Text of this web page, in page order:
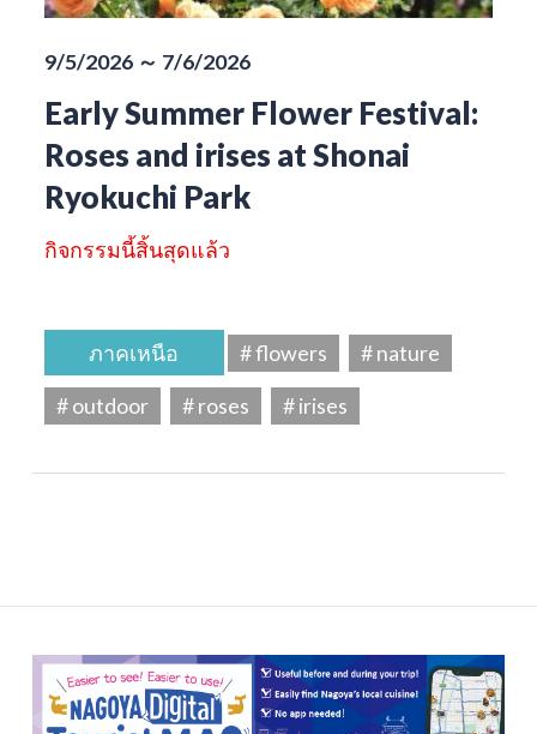
9/5/2026 ～ 7/6/2026
Early Summer Flower Festival:
Roses and irises at Shonai
Ryokuchi Park
กิจกรรมนี้สิ้นสุดแล้ว
ภาคเหนือ # flowers
# nature
# outdoor
# roses # irises